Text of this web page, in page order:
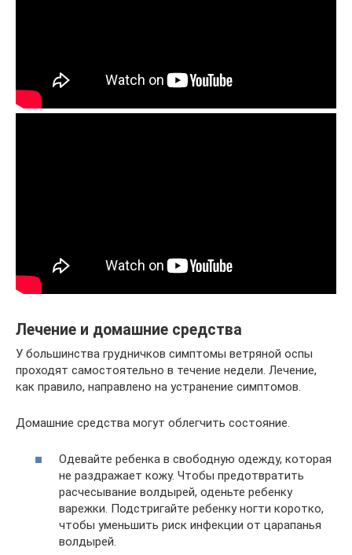
Лечение и домашние средства
У большинства грудничков симптомы ветряной оспы
проходят самостоятельно в течение недели. Лечение,
как правило, направлено на устранение симптомов.
Домашние средства могут облегчить состояние.
Одевайте ребенка в свободную одежду, которая
не раздражает кожу. Чтобы предотвратить
расчесывание волдырей, оденьте ребенку
варежки. Подстригайте ребенку ногти коротко,
чтобы уменьшить риск инфекции от царапанья
волдырей.